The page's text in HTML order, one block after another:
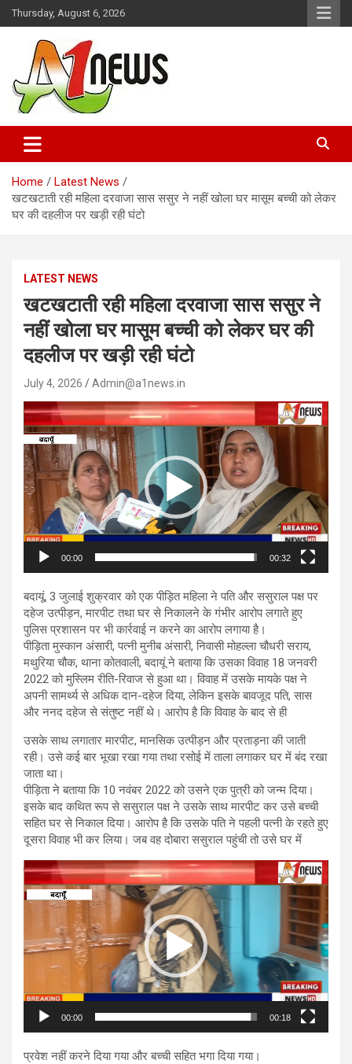
Skip
to
content
Thursday, August 6, 2026
A1news.in
Home
Latest News
खटखटाती रही महिला दरवाजा सास ससुर ने नहीं खोला घर मासूम बच्ची को लेकर
घर की दहलीज पर खड़ी रही घंटो
LATEST NEWS
खटखटाती रही महिला दरवाजा सास ससुर ने
नहीं खोला घर मासूम बच्ची को लेकर घर की
दहलीज पर खड़ी रही घंटो
July 4, 2026 Admin@a1news.in
Video
Player
00:00 00:32
बदायूं, 3 जुलाई शुक्रवार को एक पीड़ित महिला ने पति और ससुराल पक्ष पर
दहेज उत्पीड़न, मारपीट तथा घर से निकालने के गंभीर आरोप लगाते हुए
पुलिस प्रशासन पर भी कार्रवाई न करने का आरोप लगाया है।
पीड़िता मुस्कान अंसारी, पत्नी मुनीब अंसारी, निवासी मोहल्ला चौधरी सराय,
मथुरिया चौक, थाना कोतवाली, बदायूं ने बताया कि उसका विवाह 18 जनवरी
2022 को मुस्लिम रीति-रिवाज से हुआ था। विवाह में उसके मायके पक्ष ने
अपनी सामर्थ्य से अधिक दान-दहेज दिया, लेकिन इसके बावजूद पति, सास
और ननद दहेज से संतुष्ट नहीं थे। आरोप है कि विवाह के बाद से ही
उसके साथ लगातार मारपीट, मानसिक उत्पीड़न और प्रताड़ना की जाती
रही। उसे कई बार भूखा रखा गया तथा रसोई में ताला लगाकर घर में बंद रखा
जाता था।
पीड़िता ने बताया कि 10 नवंबर 2022 को उसने एक पुत्री को जन्म दिया।
इसके बाद कथित रूप से ससुराल पक्ष ने उसके साथ मारपीट कर उसे बच्ची
सहित घर से निकाल दिया। आरोप है कि उसके पति ने पहली पत्नी के रहते हुए
दूसरा विवाह भी कर लिया। जब वह दोबारा ससुराल पहुंची तो उसे घर में
Video
Player
00:00 00:18
प्रवेश नहीं करने दिया गया और बच्ची सहित भगा दिया गया।